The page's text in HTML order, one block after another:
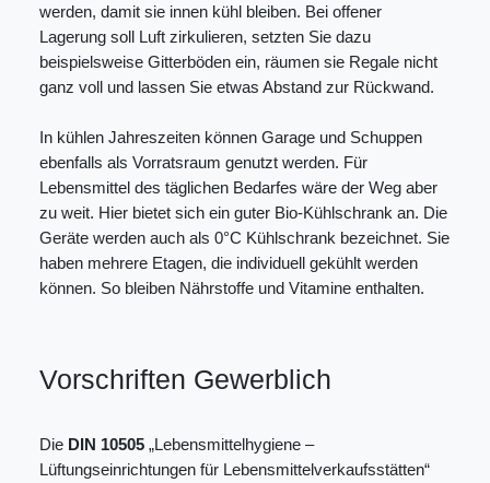
werden, damit sie innen kühl bleiben. Bei offener
Lagerung soll Luft zirkulieren, setzten Sie dazu
beispielsweise Gitterböden ein, räumen sie Regale nicht
ganz voll und lassen Sie etwas Abstand zur Rückwand.
In kühlen Jahreszeiten können Garage und Schuppen
ebenfalls als Vorratsraum genutzt werden. Für
Lebensmittel des täglichen Bedarfes wäre der Weg aber
zu weit. Hier bietet sich ein guter Bio-Kühlschrank an. Die
Geräte werden auch als 0°C Kühlschrank bezeichnet. Sie
haben mehrere Etagen, die individuell gekühlt werden
können. So bleiben Nährstoffe und Vitamine enthalten.
Vorschriften Gewerblich
Die DIN 10505 „Lebensmittelhygiene –
Lüftungseinrichtungen für Lebensmittelverkaufsstätten“